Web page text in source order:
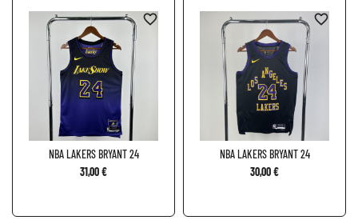
NBA LAKERS BRYANT 24
31,00 €
favorite_border
NBA LAKERS BRYANT 24
30,00 €
favorite_border